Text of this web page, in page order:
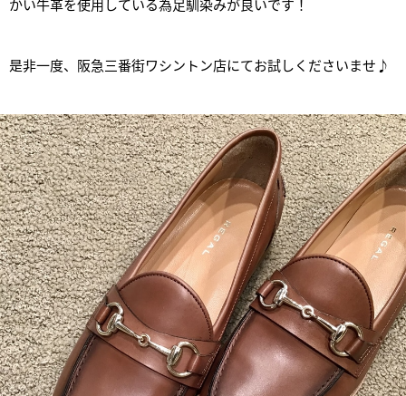
かい牛革を使用している為足馴染みが良いです！
是非一度、阪急三番街ワシントン店にてお試しくださいませ♪